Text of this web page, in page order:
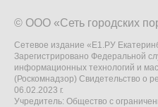
© ООО «Сеть городских
Сетевое издание «Е1.РУ
Зарегистрировано Федеральной
информационных технологий и
(Роскомнадзор) Свидетельство о
06.02.2023 г.
Учредитель: Общество с